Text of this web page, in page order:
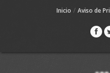
Inicio / Aviso de